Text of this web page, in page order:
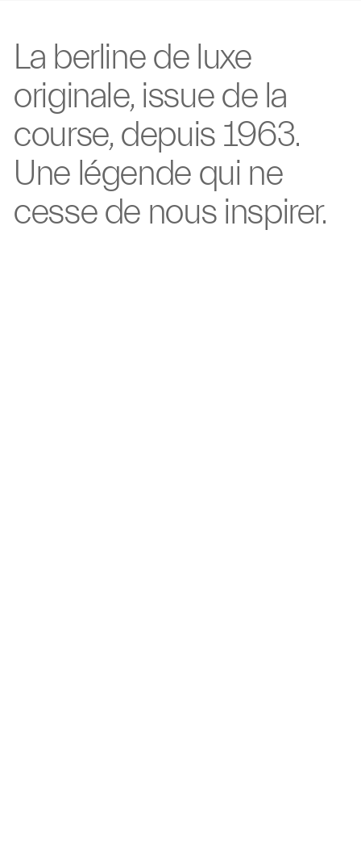
La berline de luxe
originale, issue de la
course, depuis 1963.
Une légende qui ne
cesse de nous inspirer.